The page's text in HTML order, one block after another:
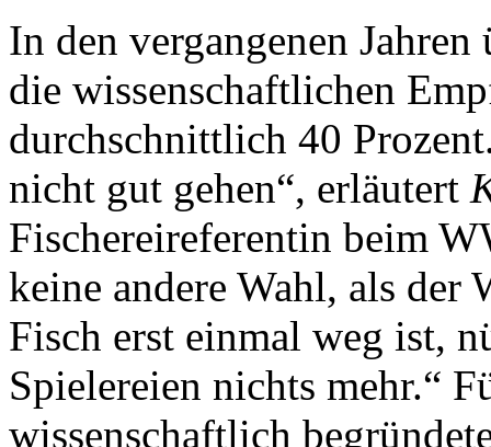
In den vergangenen
die wissenschaftlichen
durchschnittlich 40
nicht gut gehen“, erläutert
Fischereireferentin beim
keine andere Wahl, als der
Fisch erst einmal weg ist,
Spielereien nichts mehr.“
wissenschaftlich